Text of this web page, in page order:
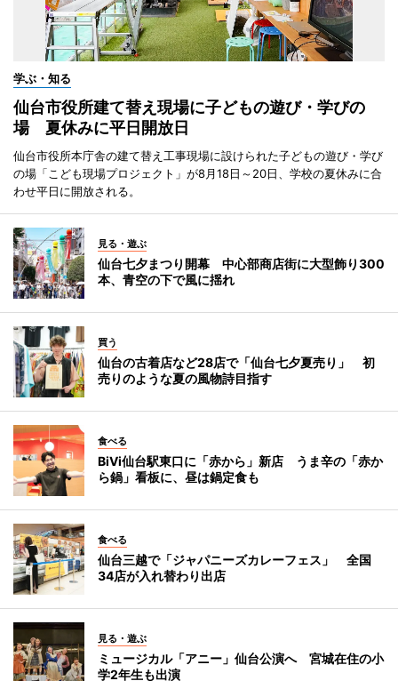
学ぶ・知る
仙台市役所建て替え現場に子どもの遊び・学びの
場 夏休みに平日開放日
仙台市役所本庁舎の建て替え工事現場に設けられた子どもの遊び・学び
の場「こども現場プロジェクト」が8月18日～20日、学校の夏休みに合
わせ平日に開放される。
見る・遊ぶ
仙台七夕まつり開幕 中心部商店街に大型飾り300
本、青空の下で風に揺れ
買う
仙台の古着店など28店で「仙台七夕夏売り」 初
売りのような夏の風物詩目指す
食べる
BiVi仙台駅東口に「赤から」新店 うま辛の「赤か
ら鍋」看板に、昼は鍋定食も
食べる
仙台三越で「ジャパニーズカレーフェス」 全国
34店が入れ替わり出店
見る・遊ぶ
ミュージカル「アニー」仙台公演へ 宮城在住の小
学2年生も出演